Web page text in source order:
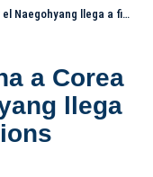
a final de la Champions femenina
a Corea
llega